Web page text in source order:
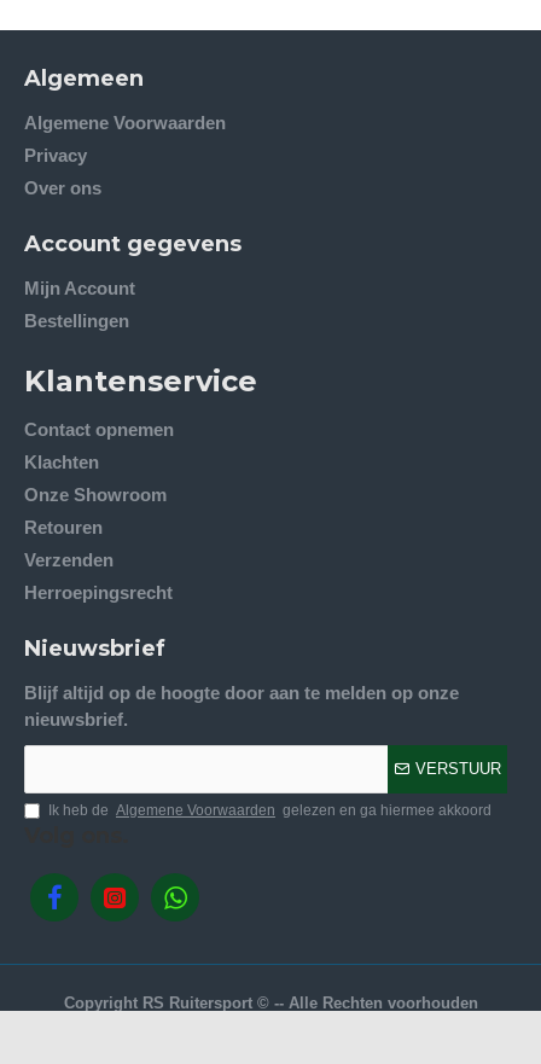
Algemeen
Algemene Voorwaarden
Privacy
Over ons
Account gegevens
Mijn Account
Bestellingen
Klantenservice
Contact opnemen
Klachten
Onze Showroom
Retouren
Verzenden
Herroepingsrecht
Nieuwsbrief
Blijf altijd op de hoogte door aan te melden op onze
nieuwsbrief.
VERSTUUR
Ik heb de Algemene Voorwaarden gelezen en ga hiermee akkoord
Copyright RS Ruitersport © -- Alle Rechten voorhouden